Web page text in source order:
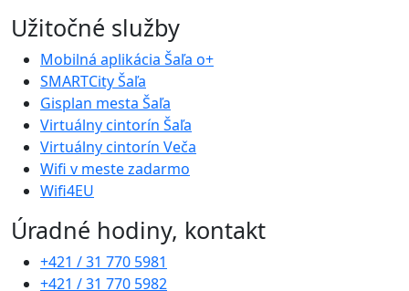
Užitočné služby
Mobilná aplikácia Šaľa o+
SMARTCity Šaľa
Gisplan mesta Šaľa
Virtuálny cintorín Šaľa
Virtuálny cintorín Veča
Wifi v meste zadarmo
Wifi4EU
Úradné hodiny, kontakt
+421 / 31 770 5981
+421 / 31 770 5982